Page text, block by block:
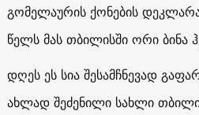
გომელაურის ქონების
წელს მას თბილისში ორი ბინა
დღეს ეს სია შესამჩნევად
ახლად შეძენილი სახლი